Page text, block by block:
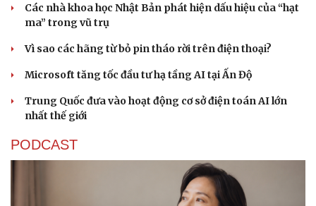
Các nhà khoa học Nhật Bản phát hiện dấu hiệu của “hạt
ma” trong vũ trụ
Vì sao các hãng từ bỏ pin tháo rời trên điện thoại?
Microsoft tăng tốc đầu tư hạ tầng AI tại Ấn Độ
Trung Quốc đưa vào hoạt động cơ sở điện toán AI lớn
nhất thế giới
PODCAST